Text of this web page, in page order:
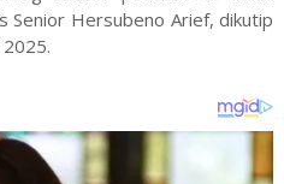
Senior Hersubeno Arief, dikutip